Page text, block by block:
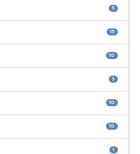
5
15
10
3
10
10
1